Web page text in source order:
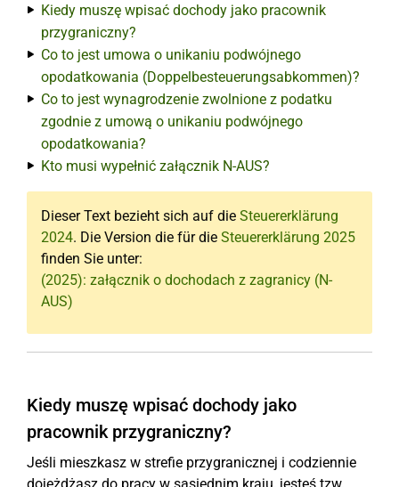
Kiedy muszę wpisać dochody jako pracownik
przygraniczny?
Co to jest umowa o unikaniu podwójnego
opodatkowania (Doppelbesteuerungsabkommen)?
Co to jest wynagrodzenie zwolnione z podatku
zgodnie z umową o unikaniu podwójnego
opodatkowania?
Kto musi wypełnić załącznik N-AUS?
Dieser Text bezieht sich auf die Steuererklärung
2024. Die Version die für die Steuererklärung 2025
finden Sie unter:
(2025): załącznik o dochodach z zagranicy (N-
AUS)
Kiedy muszę wpisać dochody jako
pracownik przygraniczny?
Jeśli mieszkasz w strefie przygranicznej i codziennie